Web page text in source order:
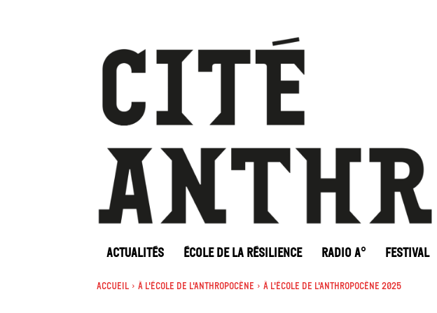
ACTUALITÉS ÉCOLE DE LA RÉSILIENCE RADIO A° FESTIVAL
Accueil À l'école de l'Anthropocène À l'école de l'Anthropocène 2025